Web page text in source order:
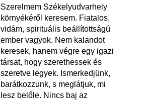
Szerelmem Székelyudvarhely
környékéről keresem. Fiatalos,
vidám, spirituális beállítottságú
ember vagyok. Nem kalandot
keresek, hanem végre egy igazi
társat, hogy szerethessek és
szeretve legyek. Ismerkedjünk,
barátkozzunk, s meglátjuk, mi
lesz belőle. Nincs baj az